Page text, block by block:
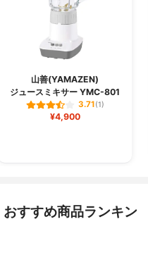
山善(YAMAZEN)
ジュースミキサー YMC-801
3.71(1)
¥4,900
すすめ商品ランキン